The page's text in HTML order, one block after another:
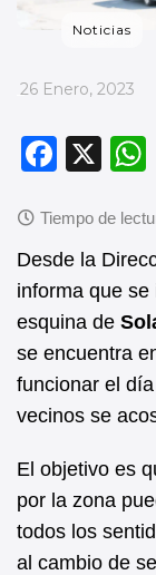
Noticias
_
26 Enero, 2023
F
c
e
b
o
o
k
X
Desde la
informa que
esquina de
se encuentra
funcionar el
vecinos se
El objetivo es
por la zona
todos los
al cambio de